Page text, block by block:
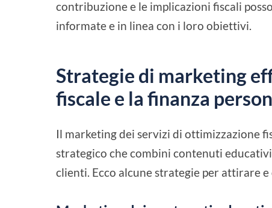
contribuzione e le implicazioni fiscali
informate e in linea con i loro obiettivi.
Strategie di marketing
fiscale e la finanza
Il marketing dei servizi di ottimizzazione
strategico che combini contenuti
clienti. Ecco alcune strategie per attirare